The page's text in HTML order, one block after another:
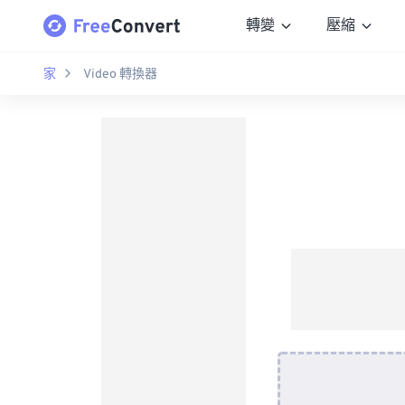
轉變 壓縮
家 Video 轉換器